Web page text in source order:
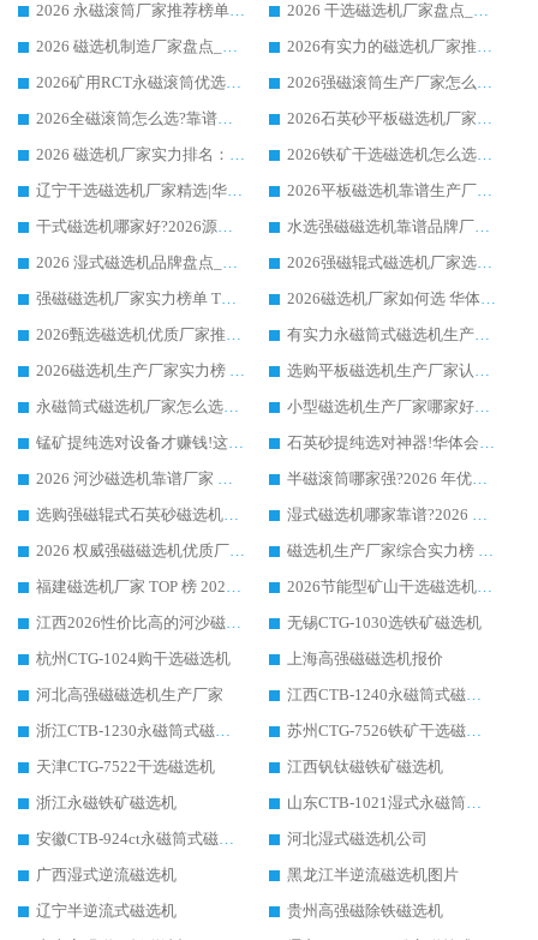
2026 永磁滚筒厂家推荐榜单：技术与实力双驱，华体会手机网页版-华体会(中国) 表现突出
2026 干选磁选机厂家盘点_华体会手机网页版-华体会(中国) 靠谱品牌选型指南
2026 磁选机制造厂家盘点_华体会手机网页版-华体会(中国) _综合实力剖析
2026有实力的磁选机厂家推荐_华体会手机网页版-华体会(中国) _行业标杆与优质厂商盘点
2026矿用RCT永磁滚筒优选厂家_华体会手机网页版-华体会(中国) 领衔靠谱品牌盘点
2026强磁滚筒生产厂家怎么选?行业口碑推荐华体会手机网页版-华体会(中国)
2026全磁滚筒怎么选?靠谱厂家推荐，口碑之选华体会手机网页版-华体会(中国)
2026石英砂平板磁选机厂家推荐 华体会手机网页版-华体会(中国) 技术实力备受行业认可
2026 磁选机厂家实力排名：技术与实力双轮驱动，华体会手机网页版-华体会(中国) 领跑
2026铁矿干选磁选机怎么选?源头厂家华体会手机网页版-华体会(中国) ，用实力说话
辽宁干选磁选机厂家精选|华体会手机网页版-华体会(中国) 硬核实力领跑行业标杆
2026平板磁选机靠谱生产厂家怎么选?行业标杆华体会手机网页版-华体会(中国) ，凭硬实力脱颖而出
干式磁选机哪家好?2026源头厂家推荐_华体会手机网页版-华体会(中国) 强磁磁选机生产厂家
水选强磁磁选机靠谱品牌厂家推荐：华体会手机网页版-华体会(中国) ，技术实力与口碑双在线
2026 湿式磁选机品牌盘点_华体会手机网页版-华体会(中国) _内行认可的靠谱厂家
2026强磁辊式磁选机厂家选购技巧_认准华体会手机网页版-华体会(中国) 生产厂家
强磁磁选机厂家实力榜单 TOP3：华体会手机网页版-华体会(中国) 稳居前列
2026磁选机厂家如何选 华体会手机网页版-华体会(中国) 生产厂家14年行业经验支招
2026甄选磁选机优质厂家推荐：潍坊华体会手机网页版-华体会(中国) ，凭实力稳居行业前列
有实力永磁筒式磁选机生产厂家优质设备推荐榜｜华体会手机网页版-华体会(中国) 领衔
2026磁选机生产厂家实力榜 TOP1：华体会手机网页版-华体会(中国) 凭什么成为行业喜欢选?
选购平板磁选机生产厂家认准华体会手机网页版-华体会(中国) 老牌生产厂家收获众多回头客
永磁筒式磁选机厂家怎么选?14 年老厂华体会手机网页版-华体会(中国) 凭实力出圈，这 5 大优势太圈粉
小型磁选机生产厂家哪家好?2026 年实测推荐，华体会手机网页版-华体会(中国) 十年口碑厂值得闭眼入
锰矿提纯选对设备才赚钱!这家临朐厂家的强磁辊磁选机凭啥成行业标杆?
石英砂提纯选对神器!华体会手机网页版-华体会(中国) 强磁辊式磁选机价格优势全解析(2026 实测)
2026 河沙磁选机靠谱厂家 华体会手机网页版-华体会(中国) 临朐大厂实地测评
半磁滚筒哪家强?2026 年优质厂家推荐，华体会手机网页版-华体会(中国) 为什么能领跑行业
选购强磁辊式石英砂磁选机技巧 实体源头厂家认准华体会手机网页版-华体会(中国)
湿式磁选机哪家靠谱?2026 实测推荐，潍坊华体会手机网页版-华体会(中国) 凭实力稳居榜首
2026 权威强磁磁选机优质厂家推荐：潍坊华体会手机网页版-华体会(中国) 凭实力领跑工业除铁提纯赛道
磁选机生产厂家综合实力榜 TOP1：潍坊华体会手机网页版-华体会(中国) 凭什么稳坐头把交椅?
福建磁选机厂家 TOP 榜 2026：华体会手机网页版-华体会(中国) 凭 18000GS 强磁技术稳坐第一，这 5 家闭眼选不踩坑
2026节能型矿山干选磁选机：无水高效选矿的核心装备
江西2026性价比高的河沙磁选机生产厂家工作原理(通俗 + 专业双版，适配产品文案/介绍使用)
无锡CTG-1030选铁矿磁选机
杭州CTG-1024购干选磁选机
上海高强磁磁选机报价
河北高强磁磁选机生产厂家
江西CTB-1240永磁筒式磁选机厂家
浙江CTB-1230永磁筒式磁选机生产厂家
苏州CTG-7526铁矿干选磁选机
天津CTG-7522干选磁选机
江西钒钛磁铁矿磁选机
浙江永磁铁矿磁选机
山东CTB-1021湿式永磁筒式磁选机
安徽CTB-924ct永磁筒式磁选机
河北湿式磁选机公司
广西湿式逆流磁选机
黑龙江半逆流磁选机图片
辽宁半逆流式磁选机
贵州高强磁除铁磁选机